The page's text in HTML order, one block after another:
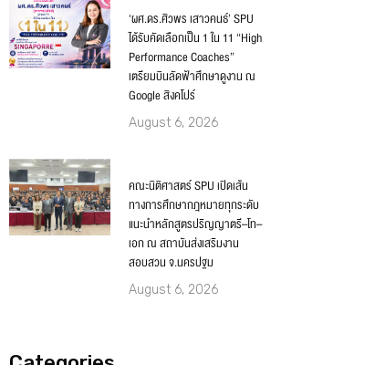
‘ผศ.ดร.ศิวพร เสาวคนธ์’ SPU
ได้รับคัดเลือกเป็น 1 ใน 11 “High
Performance Coaches”
เตรียมบินลัดฟ้าศึกษาดูงาน ณ
คณะนิติศาสตร์ SPU เปิดเส้น
ทางการศึกษากฎหมายทุกระดับ
แนะนำหลักสูตรปริญญาตรี–โท–
เอก ณ สถาบันส่งเสริมงาน